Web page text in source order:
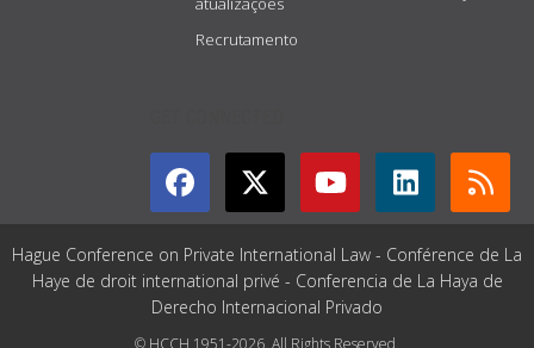
Recrutamento
Hague Conference on Private International Law - Conférence de La
Haye de droit international privé - Conferencia de La Haya de
Derecho Internacional Privado
© HCCH 1951-2026. All Rights Reserved.